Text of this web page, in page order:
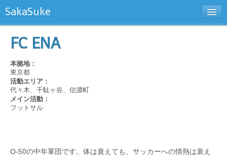
SakaSuke
お問い合わせ
FC ENA
本拠地：
東京都
活動エリア：
代々木、千駄ヶ谷、信濃町
メイン活動：
フットサル
O-50の中年軍団です。体は衰えても、サッカーへの情熱は衰え